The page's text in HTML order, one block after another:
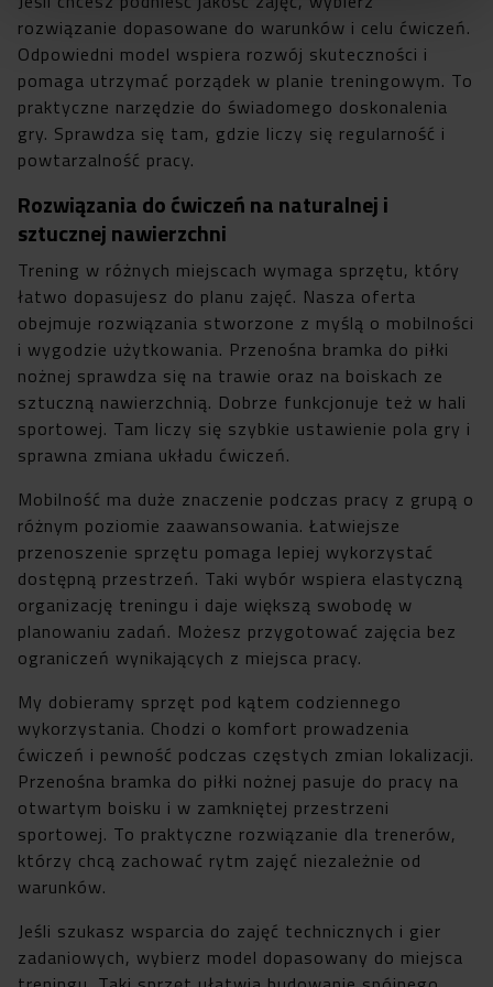
rozwiązanie dopasowane do warunków i celu ćwiczeń.
Odpowiedni model wspiera rozwój skuteczności i
pomaga utrzymać porządek w planie treningowym. To
praktyczne narzędzie do świadomego doskonalenia
gry. Sprawdza się tam, gdzie liczy się regularność i
powtarzalność pracy.
Rozwiązania do ćwiczeń na naturalnej i
sztucznej nawierzchni
Trening w różnych miejscach wymaga sprzętu, który
łatwo dopasujesz do planu zajęć. Nasza oferta
obejmuje rozwiązania stworzone z myślą o mobilności
i wygodzie użytkowania. Przenośna bramka do piłki
nożnej sprawdza się na trawie oraz na boiskach ze
sztuczną nawierzchnią. Dobrze funkcjonuje też w hali
sportowej. Tam liczy się szybkie ustawienie pola gry i
sprawna zmiana układu ćwiczeń.
Mobilność ma duże znaczenie podczas pracy z grupą o
różnym poziomie zaawansowania. Łatwiejsze
przenoszenie sprzętu pomaga lepiej wykorzystać
dostępną przestrzeń. Taki wybór wspiera elastyczną
organizację treningu i daje większą swobodę w
planowaniu zadań. Możesz przygotować zajęcia bez
ograniczeń wynikających z miejsca pracy.
My dobieramy sprzęt pod kątem codziennego
wykorzystania. Chodzi o komfort prowadzenia
ćwiczeń i pewność podczas częstych zmian lokalizacji.
Przenośna bramka do piłki nożnej pasuje do pracy na
otwartym boisku i w zamkniętej przestrzeni
sportowej. To praktyczne rozwiązanie dla trenerów,
którzy chcą zachować rytm zajęć niezależnie od
warunków.
Jeśli szukasz wsparcia do zajęć technicznych i gier
zadaniowych, wybierz model dopasowany do miejsca